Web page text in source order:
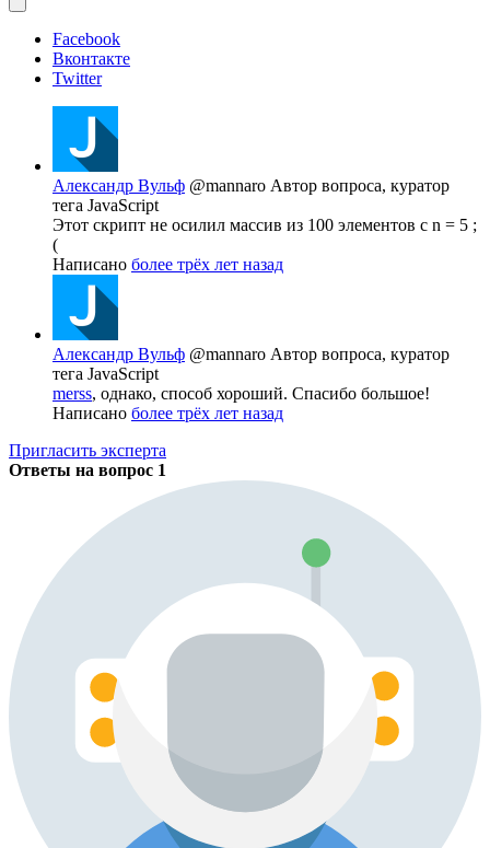
Facebook
Вконтакте
Twitter
Александр Вульф @mannaro Автор вопроса, куратор
тега JavaScript
Этот скрипт не осилил массив из 100 элементов с n = 5 ;
(
Написано более трёх лет назад
Александр Вульф @mannaro Автор вопроса, куратор
тега JavaScript
merss, однако, способ хороший. Спасибо большое!
Написано более трёх лет назад
Пригласить эксперта
Ответы на вопрос 1